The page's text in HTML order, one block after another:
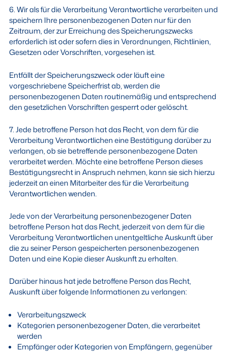
6. Wir als für die Verarbeitung Verantwortliche verarbeiten und
speichern Ihre personenbezogenen Daten nur für den
Zeitraum, der zur Erreichung des Speicherungszwecks
erforderlich ist oder sofern dies in Verordnungen, Richtlinien,
Gesetzen oder Vorschriften, vorgesehen ist.
Entfällt der Speicherungszweck oder läuft eine
vorgeschriebene Speicherfrist ab, werden die
personenbezogenen Daten routinemäßig und entsprechend
den gesetzlichen Vorschriften gesperrt oder gelöscht.
7. Jede betroffene Person hat das Recht, von dem für die
Verarbeitung Verantwortlichen eine Bestätigung darüber zu
verlangen, ob sie betreffende personenbezogene Daten
verarbeitet werden. Möchte eine betroffene Person dieses
Bestätigungsrecht in Anspruch nehmen, kann sie sich hierzu
jederzeit an einen Mitarbeiter des für die Verarbeitung
Verantwortlichen wenden.
Jede von der Verarbeitung personenbezogener Daten
betroffene Person hat das Recht, jederzeit von dem für die
Verarbeitung Verantwortlichen unentgeltliche Auskunft über
die zu seiner Person gespeicherten personenbezogenen
Daten und eine Kopie dieser Auskunft zu erhalten.
Darüber hinaus hat jede betroffene Person das Recht,
Auskunft über folgende Informationen zu verlangen:
Verarbeitungszweck
Kategorien personenbezogener Daten, die verarbeitet
werden
Empfänger oder Kategorien von Empfängern, gegenüber